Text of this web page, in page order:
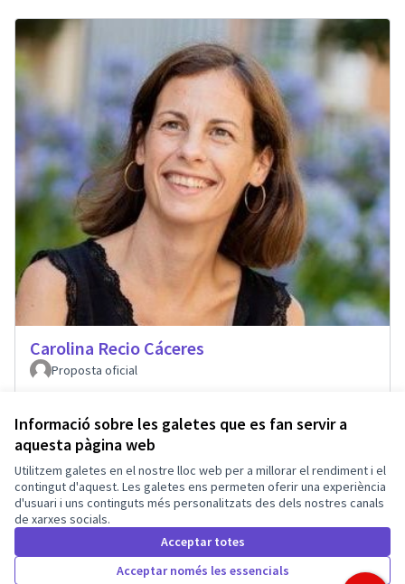
Informació sobre les galetes que es fan servir a
aquesta pàgina web
Utilitzem galetes en el nostre lloc web per a millorar el rendiment i el
contingut d'aquest. Les galetes ens permeten oferir una experiència
d'usuari i uns continguts més personalitzats des dels nostres canals
de xarxes socials.
Acceptar totes
Acceptar només les essencials
Carolina Recio Cáceres
Proposta oficial
Termes i condicions d'ús
Configuració de les galetes
Barcelona En Comú a X
(Enllaç extern)
Barcelona En Comú a Facebook
(Enllaç extern)
Barcelona En Comú a Instagram
(Enllaç extern)
Barcelona En Comú a YouTube
(Enllaç extern)
Català
Triar la llenguaElegir el idioma